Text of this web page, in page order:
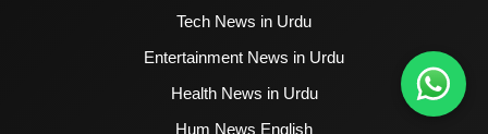
Tech News in Urdu
Entertainment News in Urdu
Health News in Urdu
Hum News English